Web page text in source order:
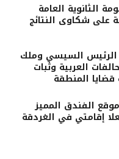
الثانوية العامة
على شكاوى النتائج
الرئيس السيسي وملك
العربية وثبات
المنطقة
الفندق المميز
إقامتي في الغردقة